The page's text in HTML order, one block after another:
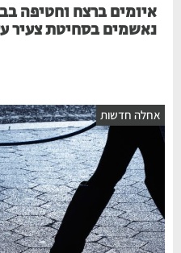
איומים ברצח וחטיפה
נאשמים בסחיטת צעיר על
חדשות